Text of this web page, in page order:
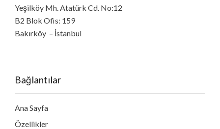
Yeşilköy Mh. Atatürk Cd. No:12
B2 Blok Ofis: 159
Bakırköy – İstanbul
Bağlantılar
Ana Sayfa
Özellikler